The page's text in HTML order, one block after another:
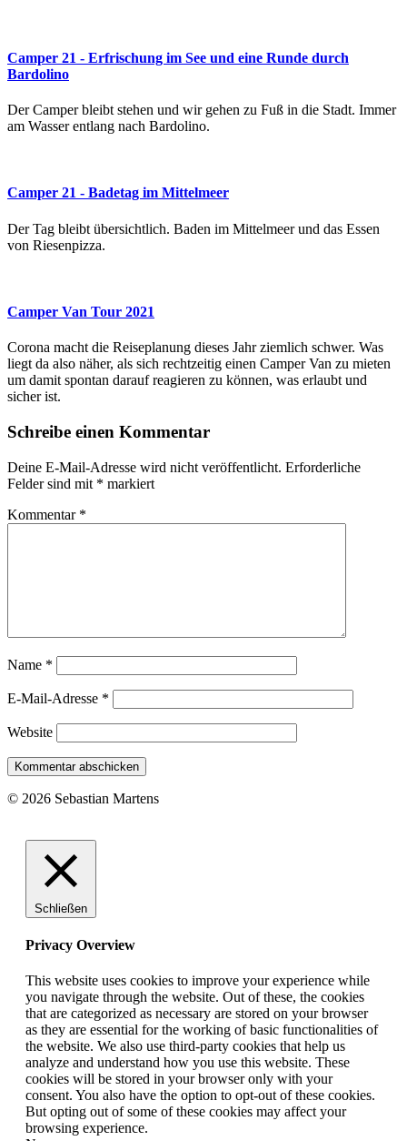
Camper 21 - Erfrischung im See und eine Runde durch
Bardolino
Der Camper bleibt stehen und wir gehen zu Fuß in die Stadt. Immer
am Wasser entlang nach Bardolino.
Camper 21 - Badetag im Mittelmeer
Der Tag bleibt übersichtlich. Baden im Mittelmeer und das Essen
von Riesenpizza.
Camper Van Tour 2021
Corona macht die Reiseplanung dieses Jahr ziemlich schwer. Was
liegt da also näher, als sich rechtzeitig einen Camper Van zu mieten
um damit spontan darauf reagieren zu können, was erlaubt und
sicher ist.
Schreibe einen Kommentar
Deine E-Mail-Adresse wird nicht veröffentlicht. Erforderliche
Felder sind mit * markiert
Kommentar *
Name *
E-Mail-Adresse *
Website
© 2026 Sebastian Martens
Schließen
Privacy Overview
This website uses cookies to improve your experience while
you navigate through the website. Out of these, the cookies
that are categorized as necessary are stored on your browser
as they are essential for the working of basic functionalities of
the website. We also use third-party cookies that help us
analyze and understand how you use this website. These
cookies will be stored in your browser only with your
consent. You also have the option to opt-out of these cookies.
But opting out of some of these cookies may affect your
browsing experience.